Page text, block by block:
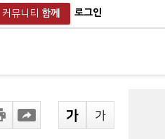
커뮤니티 함께 로그인